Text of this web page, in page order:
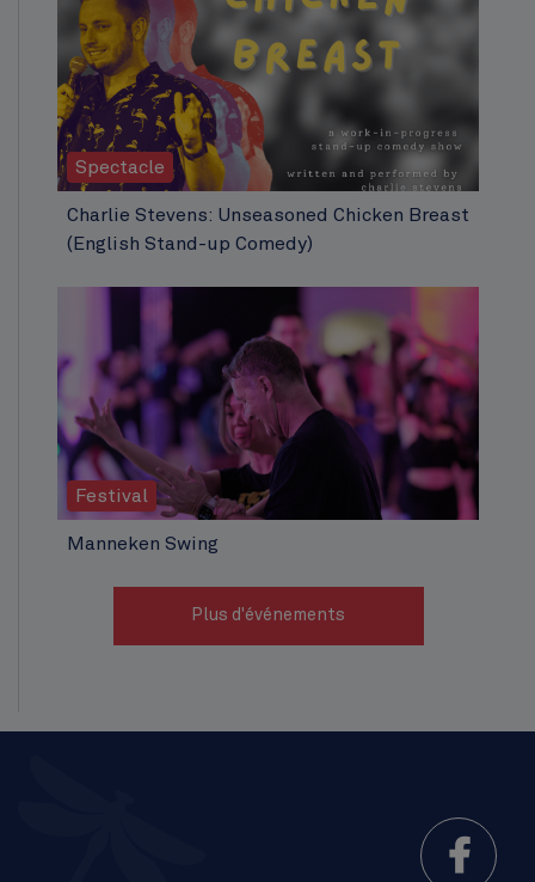
Spectacle
Charlie Stevens: Unseasoned Chicken Breast
(English Stand-up Comedy)
Festival
Manneken Swing
Plus d'événements